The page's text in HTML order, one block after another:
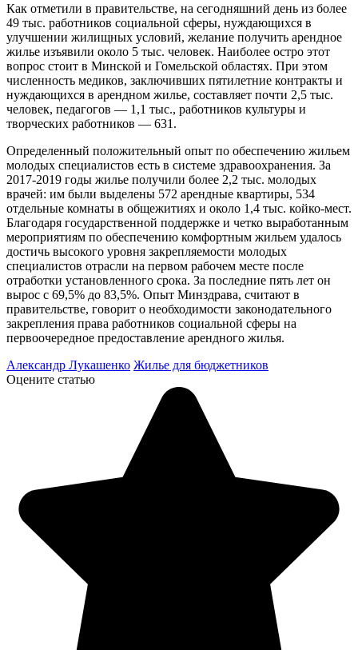
Как отметили в правительстве, на сегодняшний день из более
49 тыс. работников социальной сферы, нуждающихся в
улучшении жилищных условий, желание получить арендное
жилье изъявили около 5 тыс. человек. Наиболее остро этот
вопрос стоит в Минской и Гомельской областях. При этом
численность медиков, заключивших пятилетние контракты и
нуждающихся в арендном жилье, составляет почти 2,5 тыс.
человек, педагогов — 1,1 тыс., работников культуры и
творческих работников — 631.
Определенный положительный опыт по обеспечению жильем
молодых специалистов есть в системе здравоохранения. За
2017-2019 годы жилье получили более 2,2 тыс. молодых
врачей: им были выделены 572 арендные квартиры, 534
отдельные комнаты в общежитиях и около 1,4 тыс. койко-мест.
Благодаря государственной поддержке и четко выработанным
мероприятиям по обеспечению комфортным жильем удалось
достичь высокого уровня закрепляемости молодых
специалистов отрасли на первом рабочем месте после
отработки установленного срока. За последние пять лет он
вырос с 69,5% до 83,5%. Опыт Минздрава, считают в
правительстве, говорит о необходимости законодательного
закрепления права работников социальной сферы на
первоочередное предоставление арендного жилья.
Александр Лукашенко Жилье для бюджетников
Оцените статью